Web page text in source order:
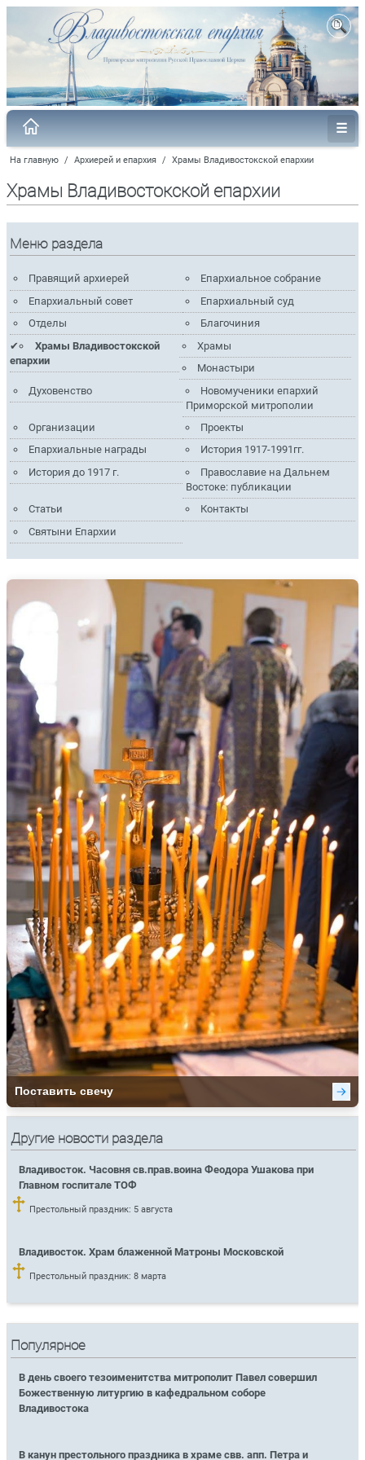
На главную / Архиерей и епархия / Храмы Владивостокской епархии
Храмы Владивостокской епархии
Меню раздела
Правящий архиерей
Епархиальное собрание
Епархиальный совет
Епархиальный суд
Отделы
Благочиния
Храмы Владивостокской
епархии
Храмы
Монастыри
Духовенство
Новомученики епархий
Приморской митрополии
Организации
Проекты
Епархиальные награды
История 1917-1991гг.
История до 1917 г.
Православие на Дальнем
Востоке: публикации
Статьи
Контакты
Святыни Епархии
Другие новости раздела
Владивосток. Часовня св.прав.воина Феодора Ушакова при
Главном госпитале ТОФ
Престольный праздник: 5 августа
Владивосток. Храм блаженной Матроны Московской
Престольный праздник: 8 марта
Популярное
В день своего тезоименитства митрополит Павел совершил
Божественную литургию в кафедральном соборе
Владивостока
В канун престольного праздника в храме свв. апп. Петра и